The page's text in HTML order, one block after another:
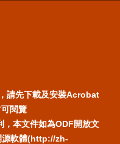
請先下載及安裝Acrobat
閱覽
，本文件如為ODF開放文
源軟體(http://zh-